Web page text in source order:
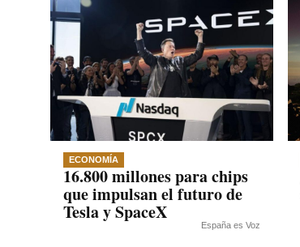
ECONOMÍA
16.800 millones para chips
que impulsan el futuro de
Tesla y SpaceX
España es Voz